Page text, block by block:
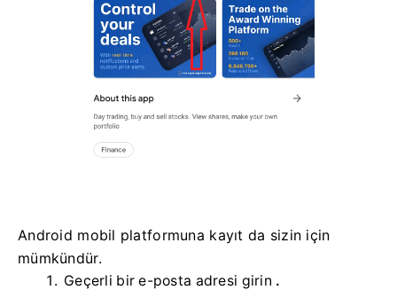
Android mobil platformuna kayıt da sizin için
mümkündür.
Geçerli bir e-posta adresi girin .